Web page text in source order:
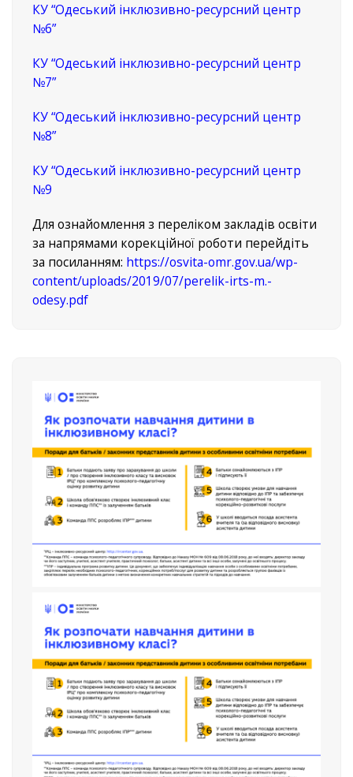
КУ “Одеський інклюзивно-ресурсний центр
№6”
КУ “Одеський інклюзивно-ресурсний центр
№7”
КУ “Одеський інклюзивно-ресурсний центр
№8”
КУ “Одеський інклюзивно-ресурсний центр
№9
Для ознайомлення з переліком закладів освіти
за напрямами корекційної роботи перейдіть
за посиланням: https://osvita-omr.gov.ua/wp-
content/uploads/2019/07/perelik-irts-m.-
odesy.pdf